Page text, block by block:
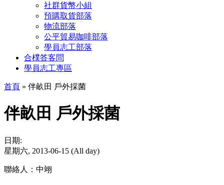
社群貨幣小組
預購取貨部落
物流部落
公平貿易咖啡部落
學員志工部落
合樸答客問
學員志工專區
首頁 » 伴畝田 戶外採菌
伴畝田 戶外採菌
日期:
星期六, 2013-06-15 (All day)
聯絡人：中翊